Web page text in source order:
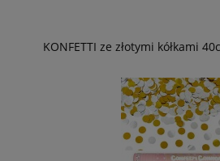
KONFETTI ze złotymi kółkami